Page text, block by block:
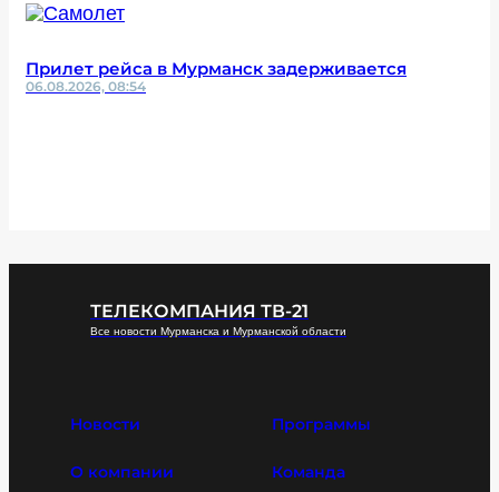
Прилет рейса в Мурманск задерживается
06.08.2026, 08:54
ТЕЛЕКОМПАНИЯ ТВ-21
Все новости Мурманска и Мурманской области
Новости Программы
О компании Команда